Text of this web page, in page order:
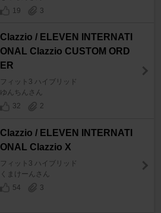
19
3
Clazzio / ELEVEN INTERNATI
ONAL Clazzio CUSTOM ORD
ER
フィット3 ハイブリッド
ゆんちんさん
32
2
Clazzio / ELEVEN INTERNATI
ONAL Clazzio X
フィット3 ハイブリッド
くまけーんさん
54
3